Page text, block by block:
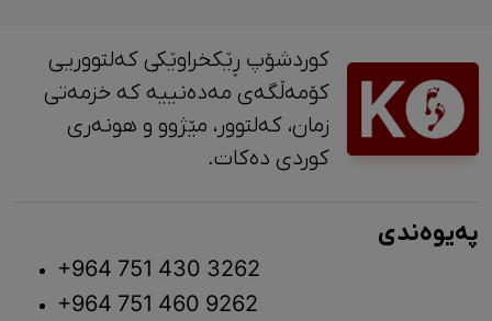
کوردشۆپ ڕێکخراوێکی کەلتووریی
کۆمەڵگەی مەدەنییە کە خزمەتی
زمان، کەلتوور، مێژوو و ‎هونەری
کوردی دەکات.
پەیوەندی
+964 751 430 3262
+964 751 460 9262